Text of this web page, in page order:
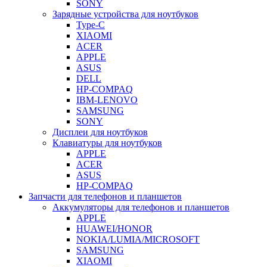
SONY
Зарядные устройства для ноутбуков
Type-C
XIAOMI
ACER
APPLE
ASUS
DELL
HP-COMPAQ
IBM-LENOVO
SAMSUNG
SONY
Дисплеи для ноутбуков
Клавиатуры для ноутбуков
APPLE
ACER
ASUS
HP-COMPAQ
Запчасти для телефонов и планшетов
Аккумуляторы для телефонов и планшетов
APPLE
HUAWEI/HONOR
NOKIA/LUMIA/MICROSOFT
SAMSUNG
XIAOMI